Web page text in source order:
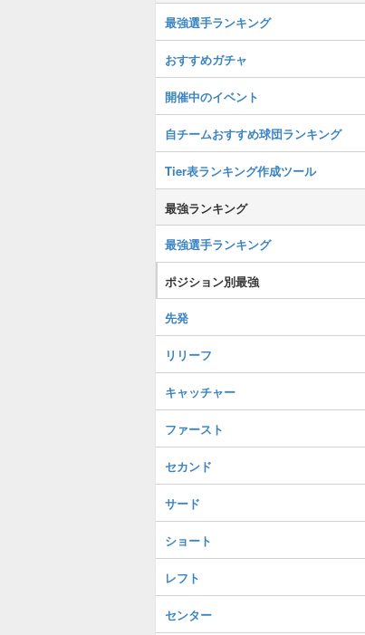
最強選手ランキング
おすすめガチャ
開催中のイベント
自チームおすすめ球団ランキング
Tier表ランキング作成ツール
最強ランキング
最強選手ランキング
ポジション別最強
先発
リリーフ
キャッチャー
ファースト
セカンド
サード
ショート
レフト
センター